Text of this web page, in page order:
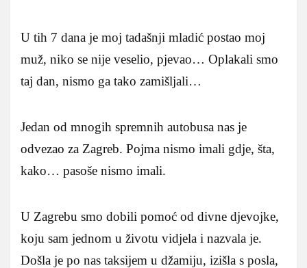
U tih 7 dana je moj tadašnji mladić postao moj
muž, niko se nije veselio, pjevao… Oplakali smo
taj dan, nismo ga tako zamišljali…
Jedan od mnogih spremnih autobusa nas je
odvezao za Zagreb. Pojma nismo imali gdje, šta,
kako… pasoše nismo imali.
U Zagrebu smo dobili pomoć od divne djevojke,
koju sam jednom u životu vidjela i nazvala je.
Došla je po nas taksijem u džamiju, izišla s posla,